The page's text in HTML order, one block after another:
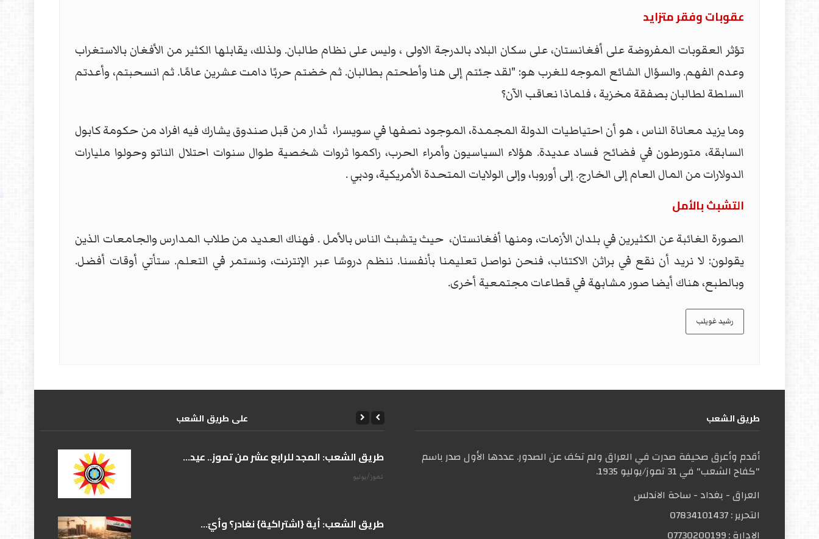
عقوبات وفقر متزايد
تؤثر العقوبات المفروضة على أفغانستان، على سكان البلاد بالدرجة الاولى ، وليس على نظام طالبان. ولذلك، يقابلها الكثير من الأفغان بالاستغراب
وعدم الفهم. والسؤال الشائع الموجه للغرب هو: "لقد جئتم إلى هنا وأطحتم بطالبان. ثم خضتم حربًا دامت عشرين عامًا. ثم انسحبتم، وأعدتم
السلطة لطالبان بصفقة مخزية ، فلماذا نعاقب الآن؟
وما يزيد معاناة الناس ، هو أن احتياطيات الدولة المجمدة، الموجود نصفها في سويسرا، تُدار من قبل صندوق يشارك فيه افراد من حكومة كابول
السابقة، متورطون في فضائح فساد عديدة. هؤلاء السياسيون وأمراء الحرب، راكموا ثروات شخصية طوال سنوات احتلال الناتو وحولوا مليارات
الدولارات من المال العام إلى الخارج. إلى أوروبا، وإلى الولايات المتحدة الأمريكية، ودبي .
التشبث بالأمل
الصورة الغائبة عن الكثيرين في بلدان الأزمات، ومنها أفغانستان، حيث يتشبث الناس بالأمل . فهناك العديد من طلاب المدارس والجامعات الذين
يقولون: لا نريد أن نقع في براثن الاكتئاب، فنحن نواصل تعليمنا بأنفسنا. ننظم دروسًا عبر الإنترنت، ونستمر في التعلم. ستأتي أوقات أفضل.
وبالطبع، هناك أيضا صور مشابهة في قطاعات مجتمعية أخرى.
رشيد غويلب
طریق الشعب
أقدم وأعرق صحيفة صدرت في العراق ولم تكف عن الصدور. عددها الأول صدر باسم
"كفاح الشعب" في 31 تموز/يوليو 1935.
العراق - بغداد - ساحة الاندلس
التحریر :07834101437
علی طریق الشعب
على طريق الشعب: المجد للرابع عشر من تموز.. عيد...
على طريق الشعب: أية {اشتراكية} نغادر؟ وأيّ...